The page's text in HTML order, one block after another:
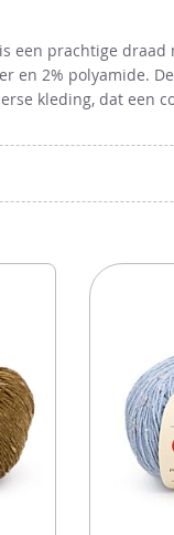
een prachtige
en 2% polyamide.
kleding, dat een